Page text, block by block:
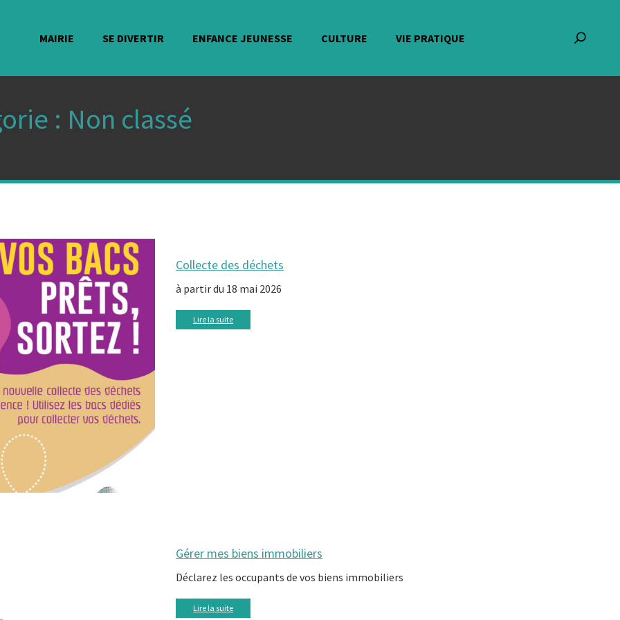
MAIRIE SE DIVERTIR ENFANCE JEUNESSE CULTURE VIE PRATIQUE
: Non classé
Collecte des déchets
à partir du 18 mai 2026
Lire la suite
Gérer mes biens immobiliers
Déclarez les occupants de vos biens immobiliers
Lire la suite